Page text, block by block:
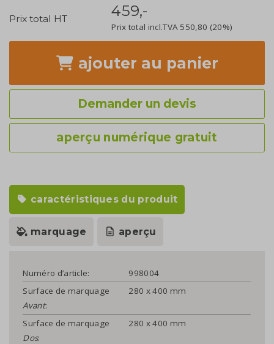
Prix total HT 459,-
Prix total incl.TVA 550,80 (20%)
ajouter au panier
Demander un devis
aperçu numérique gratuit
caractéristiques du produit
marquage aperçu
Numéro d’article:
998004
Surface de marquage
Avant:
280 x 400 mm
Surface de marquage
Dos:
280 x 400 mm